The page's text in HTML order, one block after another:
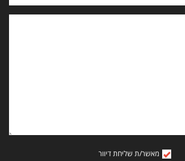
מאשר/ת שליחת דיוור